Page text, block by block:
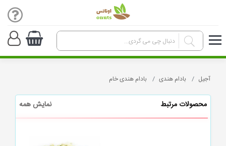
آجیل بادام هندی بادام هندی خام
محصولات مرتبط نمایش همه